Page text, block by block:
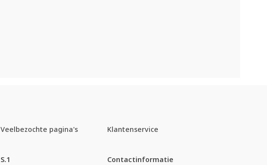
Veelbezochte pagina's
S.1
Klantenservice
Contactinformatie